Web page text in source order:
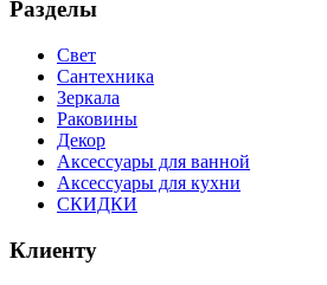
Разделы
Свет
Сантехника
Зеркала
Раковины
Декор
Аксессуары для ванной
Аксессуары для кухни
СКИДКИ
Клиенту